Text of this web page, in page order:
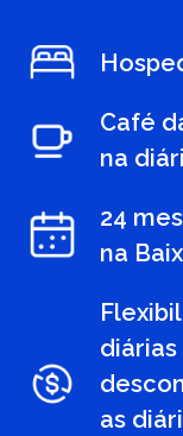
Café
na
24
na
as